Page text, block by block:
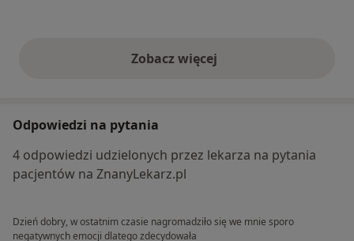
Zobacz więcejopinie powyżej
Odpowiedzi na pytania
4 odpowiedzi udzielonych przez lekarza na pytania
pacjentów na ZnanyLekarz.pl
Dzień dobry, w ostatnim czasie nagromadziło się we mnie sporo
negatywnych emocji dlatego zdecydowała